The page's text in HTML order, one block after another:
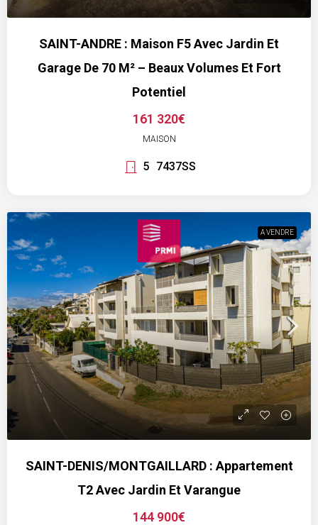
SAINT-ANDRE : Maison F5 Avec Jardin Et
Garage De 70 M² – Beaux Volumes Et Fort
Potentiel
161 320€
MAISON
5 7437SS
A VENDRE
SAINT-DENIS/MONTGAILLARD : Appartement
T2 Avec Jardin Et Varangue
144 900€